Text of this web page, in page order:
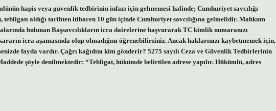
hapis veya güvenlik tedbirinin infazı için gelmemesi halinde; Cumhuriyet savcılığı
aldığı tarihten itibaren 10 gün içinde Cumhuriyet savcılığına gelmelidir. Mahkum
bulunan Başsavcılıkların icra dairelerine başvurarak TC kimlik numaranızı
icra aşamasında olup olmadığını öğrenebilirsiniz. Ancak haklarınızı kaybetmemek için,
fayda vardır. Çağrı kağıdını kim gönderir? 5275 sayılı Ceza ve Güvenlik Tedbirlerinin
şöyle denilmektedir: “Tebligat, hükümde belirtilen adrese yapılır. Hükümlü, adres